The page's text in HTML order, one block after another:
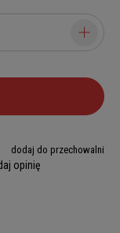
dodaj do przechowalni
opinię